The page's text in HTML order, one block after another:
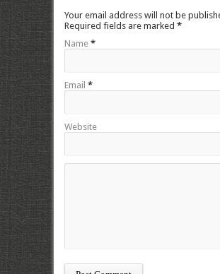
Your email address will not be
Required fields are marked *
Name *
Email *
Website